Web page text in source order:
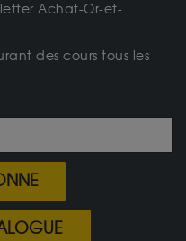
Achat-Or-et-
des cours tous les